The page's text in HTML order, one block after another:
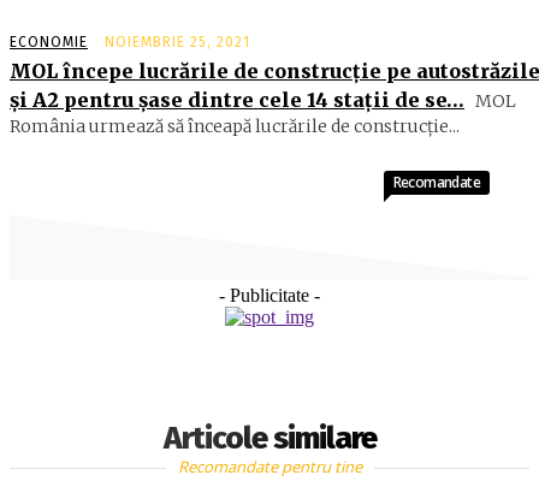
ECONOMIE NOIEMBRIE 25, 2021
MOL începe lucrările de construcţie pe autostrăzile
şi A2 pentru şase dintre cele 14 staţii de se… MOL
România urmează să înceapă lucrările de construcţie...
- Publicitate -
Articole similare
Recomandate
Recomandate pentru tine